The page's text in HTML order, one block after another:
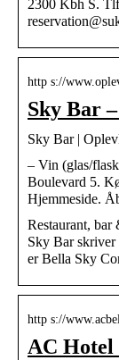
2300 Kbh S.
http s://
Sky Bar
Sky Bar |
– Vin (glas/
Boulevard 5.
Hjemmeside.
Restaurant, bar
Sky Bar skriver
er Bella Sky
http s://
AC Hotel